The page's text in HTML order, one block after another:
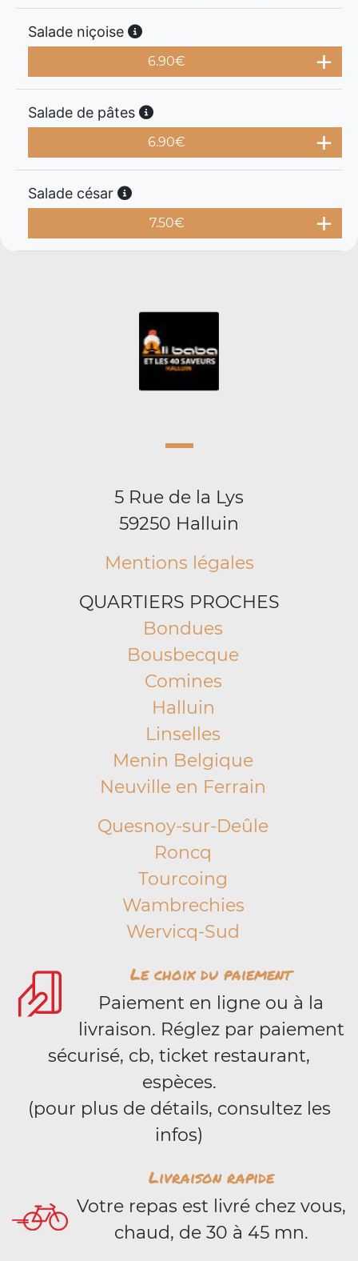
Salade niçoise
6.90€
Salade de pâtes
6.90€
Salade césar
7.50€
5 Rue de la Lys
59250 Halluin
Mentions légales
QUARTIERS PROCHES
Bondues
Bousbecque
Comines
Halluin
Linselles
Menin Belgique
Neuville en Ferrain
Quesnoy-sur-Deûle
Roncq
Tourcoing
Wambrechies
Wervicq-Sud
Le choix du paiement
Paiement en ligne ou à la
livraison. Réglez par paiement
sécurisé, cb, ticket restaurant,
espèces.
(pour plus de détails, consultez les
infos)
Livraison rapide
Votre repas est livré chez vous,
chaud, de 30 à 45 mn.